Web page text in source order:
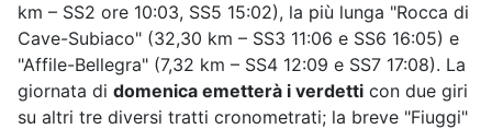
km – SS2 ore 10:03, SS5 15:02), la più lunga "Rocca di
Cave-Subiaco" (32,30 km – SS3 11:06 e SS6 16:05) e
"Affile-Bellegra" (7,32 km – SS4 12:09 e SS7 17:08). La
giornata di domenica emetterà i verdetti con due giri
su altri tre diversi tratti cronometrati; la breve "Fiuggi"